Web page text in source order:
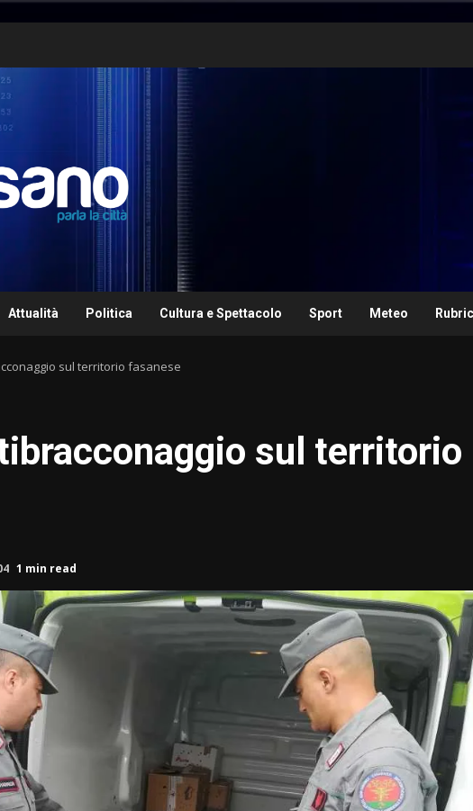
Attualità Politica Cultura e Spettacolo Sport Meteo
sul territorio fasanese
sul territorio
1 min read